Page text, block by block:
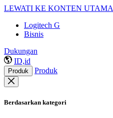
LEWATI KE KONTEN UTAMA
Logitech G
Bisnis
Dukungan
ID,id
Produk Produk
Berdasarkan kategori